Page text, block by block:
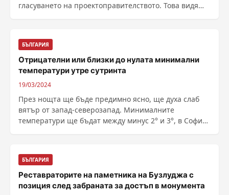
гласуването на проектоправителството. Това видя
БЪЛГАРИЯ
Отрицателни или близки до нулата минимални
температури утре сутринта
19/03/2024
През нощта ще бъде предимно ясно, ще духа слаб
вятър от запад-северозапад. Минималните
температури ще бъдат между минус 2° и 3°, в София
БЪЛГАРИЯ
Реставраторите на паметника на Бузлуджа с
позиция след забраната за достъп в монумента